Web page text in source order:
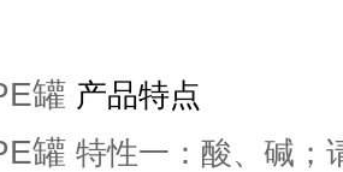
罐 产品特点
罐 特性一：酸、碱；